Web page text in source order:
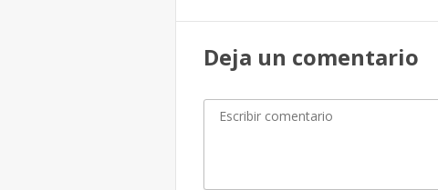
Deja un comentario